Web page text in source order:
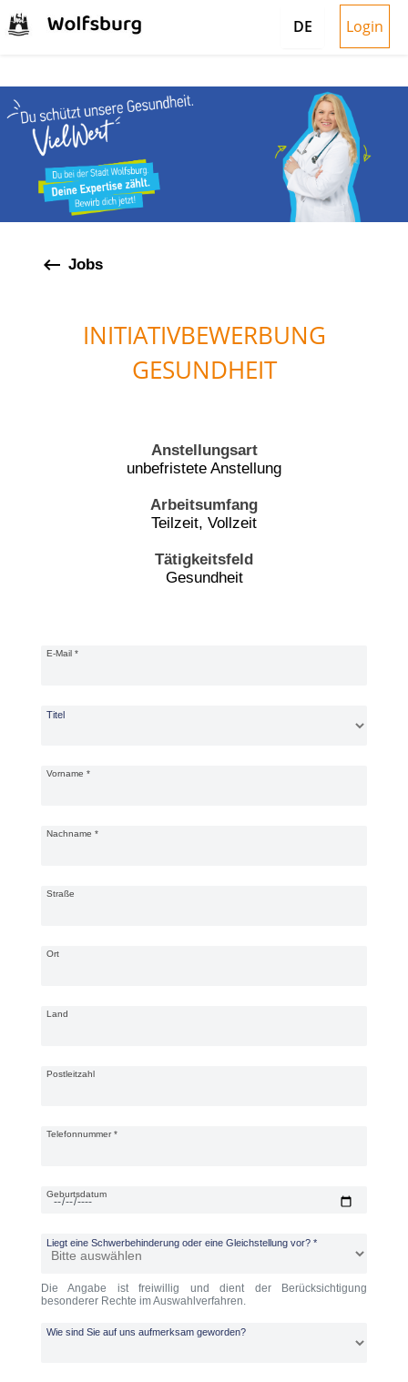
DE Login
keyboard_backspace Jobs
INITIATIVBEWERBUNG
GESUNDHEIT
Anstellungsart
unbefristete Anstellung
Arbeitsumfang
Teilzeit, Vollzeit
Tätigkeitsfeld
Gesundheit
Bewerbungsformular
E-Mail *
Titel
Vorname *
Nachname *
Straße
Ort
Land
Postleitzahl
Telefonnummer*
Geburtsdatum
Liegt eine Schwerbehinderung oder eine Gleichstellung vor? *
Die Angabe ist freiwillig und dient der Berücksichtigung
besonderer Rechte im Auswahlverfahren.
Wie sind Sie auf uns aufmerksam geworden?